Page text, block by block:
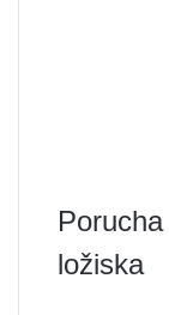
Porucha
ložiska